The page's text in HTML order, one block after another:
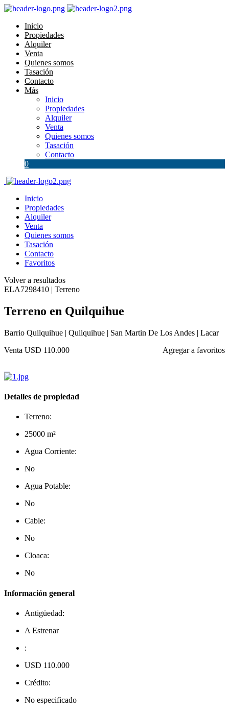
Inicio
Propiedades
Alquiler
Venta
Quienes somos
Tasación
Contacto
Más
Inicio
Propiedades
Alquiler
Venta
Quienes somos
Tasación
Contacto
0
Inicio
Propiedades
Alquiler
Venta
Quienes somos
Tasación
Contacto
Favoritos
Volver a resultados
ELA7298410 | Terreno
Terreno en Quilquihue
Barrio Quilquihue | Quilquihue | San Martin De Los Andes | Lacar
Agregar a favoritos
Venta USD 110.000
Detalles de propiedad
Terreno:
25000 m²
Agua Corriente:
No
Agua Potable:
No
Cable:
No
Cloaca:
No
Información general
Antigüedad:
A Estrenar
:
USD 110.000
Crédito:
No especificado